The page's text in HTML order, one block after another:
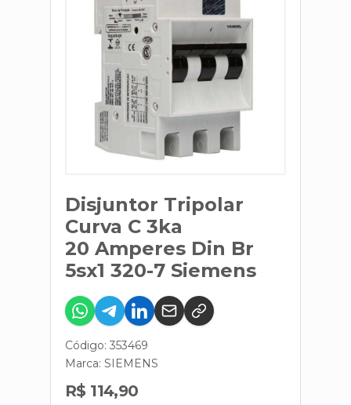
Disjuntor Tripolar
Curva C 3ka
20 Amperes Din Br
5sx1 320-7 Siemens
Código: 353469
Marca: SIEMENS
R$ 114,90